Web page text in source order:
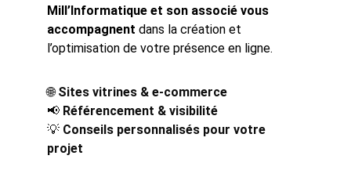
Mill’Informatique et son associé vous
accompagnent dans la création et
l’optimisation de votre présence en ligne.
🌐 Sites vitrines & e-commerce
📢 Référencement & visibilité
💡 Conseils personnalisés pour votre
projet